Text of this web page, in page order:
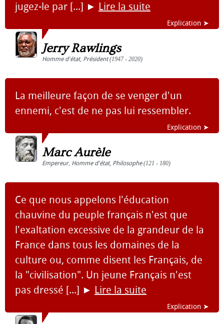
jugez-le par [...] ► Lire la suite
Explication ➤
Jerry Rawlings
Homme d'état, Président(1947 - 2020)
La meilleure façon de se venger d'un
ennemi, c'est de ne pas lui ressembler.
Explication ➤
Marc Aurèle
Empereur, Homme d'état, Philosophe(121 - 180)
Ce que nous appelons l'éducation
chauvine du peuple français n'est que
l'exaltation excessive de la grandeur de la
France dans tous les domaines de la
culture ou, comme disent les Français, de
la "civilisation". Un jeune Français n'est
pas dressé [...] ► Lire la suite
Explication ➤